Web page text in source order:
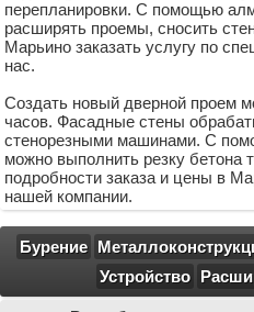
перепланировки. С помощью
расширять проемы, сносить
Марьино заказать услугу по
нас.
Создать новый дверной проем
часов. Фасадные стены
стенорезными машинами. С
можно выполнить резку бетона
подробности заказа и цены в
нашей компании.
Бурение
Устройство